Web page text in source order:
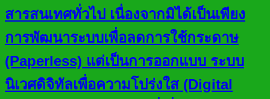
สารสนเทศทั่วไป เนื่องจากมิได้เป็นเพียง
การพัฒนาระบบเพื่อลดการใช้กระดาษ
(Paperless) แต่เป็นการออกแบบ ระบบ
นิเวศดิจิทัลเพื่อความโปร่งใส (Digital